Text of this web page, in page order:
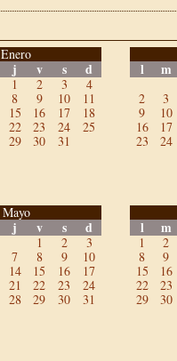
Enero
j v s d
1 2 3
4
8 9 10
11
15 16 17
18
22 23 24
25
29 30 31
l m
2 3
9
10
16
17
23
24
Mayo
j v s d
1 2
3
7 8 9
10
14 15 16
17
21 22 23
24
28 29 30 31
l m
1 2
8
9
15
16
22
23
29
30